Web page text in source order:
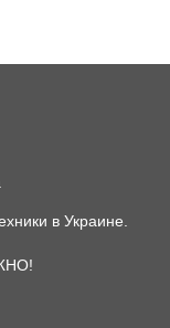
в Украине.